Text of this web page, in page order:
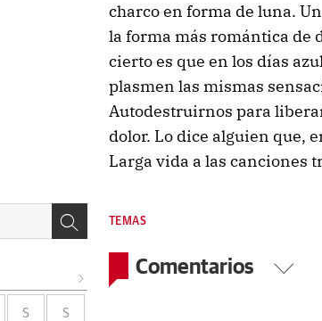
charco en forma de luna.
la forma más romántica de
cierto es que en los días
plasmen las mismas
Autodestruirnos para
dolor. Lo dice alguien que,
Larga vida a las canciones
TEMAS
Comentarios
S S